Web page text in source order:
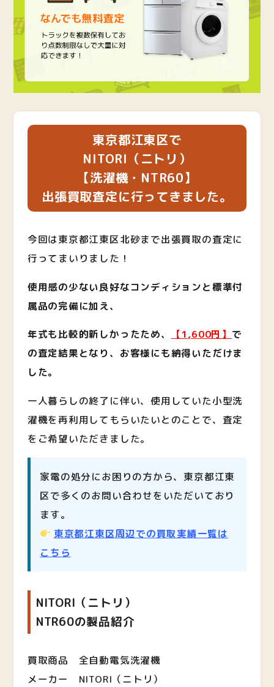
東京都江東区で
NITORI（ニトリ）
【洗濯機・NTR60】
出張買取査定に行ってきました。
今回は東京都江東区北砂まで出張買取の査定に
行ってまいりました！
使用感の少ない良好なコンディションと標準付
属品の完備に加え、
年式も比較的新しかったため、 【1,600円】 で
の査定結果となり、お客様にも納得いただけま
した。
一人暮らしの終了に伴い、使用していた小型洗
濯機を再利用してもらいたいとのことで、査定
をご希望いただきました。
家電の処分にお困りの方から、東京都江東
区で多くのお問い合わせをいただいており
ます。
東京都江東区周辺での買取実績一覧は
こちら
NITORI（ニトリ）
NTR60の製品紹介
買取商品 全自動電気洗濯機
メーカー NITORI（ニトリ）